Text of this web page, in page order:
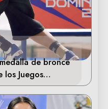
de bronce
los Juegos